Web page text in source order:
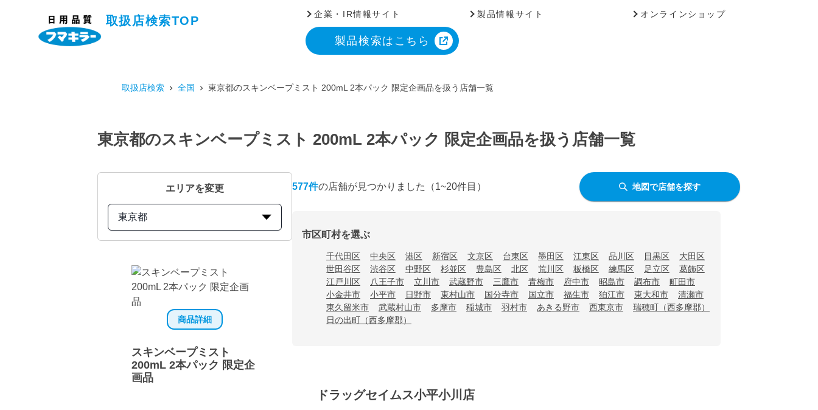
取扱店検索TOP
企業・IR情報サイト 製品情報サイト オンラインショップ
製品検索はこちら
取扱店検索 全国 東京都のスキンベープミスト 200mL 2本パック 限定企画品を扱う店舗一覧
東京都のスキンベープミスト 200mL 2本パック 限定企画品を扱う店舗一覧
エリアを変更
東京都
商品詳細
スキンベープミスト
200mL 2本パック 限定企
画品
577件の店舗が見つかりました （1~20件目） 地図で店舗を探す
市区町村を選ぶ
千代田区 中央区 港区 新宿区 文京区 台東区 墨田区 江東区 品川区 目黒区
大田区
世田谷区
渋谷区 中野区 杉並区 豊島区 北区 荒川区 板橋区 練馬区 足立区
葛飾区
江戸川区
八王子市 立川市 武蔵野市 三鷹市 青梅市 府中市 昭島市 調布市
町田市
小金井市
小平市 日野市 東村山市 国分寺市 国立市 福生市 狛江市 東大和市
清瀬市
東久留米市
武蔵村山市 多摩市 稲城市 羽村市 あきる野市 西東京市
瑞穂町（西多摩郡）
日の出町（西多摩郡）
ドラッグセイムス小平小川店